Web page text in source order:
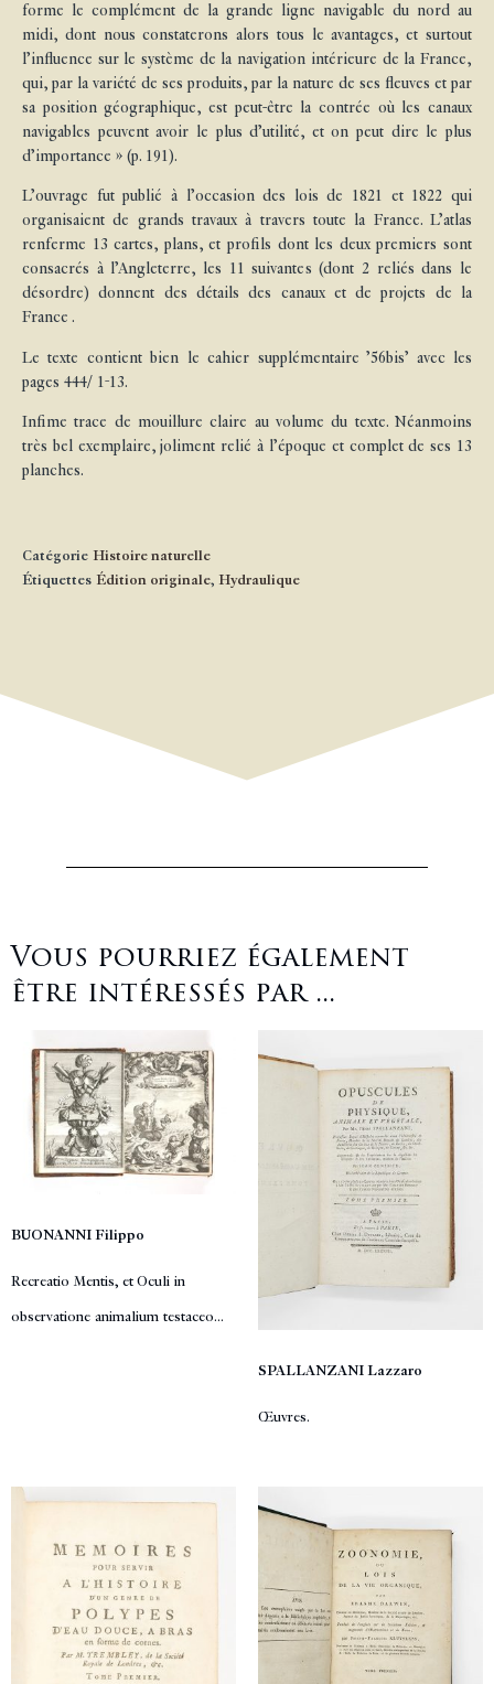
forme le complément de la grande ligne navigable du nord au
midi, dont nous constaterons alors tous le avantages, et surtout
l’influence sur le système de la navigation intérieure de la France,
qui, par la variété de ses produits, par la nature de ses fleuves et par
sa position géographique, est peut-être la contrée où les canaux
navigables peuvent avoir le plus d’utilité, et on peut dire le plus
d’importance » (p. 191).
L’ouvrage fut publié à l’occasion des lois de 1821 et 1822 qui
organisaient de grands travaux à travers toute la France. L’atlas
renferme 13 cartes, plans, et profils dont les deux premiers sont
consacrés à l’Angleterre, les 11 suivantes (dont 2 reliés dans le
désordre) donnent des détails des canaux et de projets de la
France .
Le texte contient bien le cahier supplémentaire ’56bis’ avec les
pages 444/ 1-13.
Infime trace de mouillure claire au volume du texte. Néanmoins
très bel exemplaire, joliment relié à l’époque et complet de ses 13
planches.
Catégorie Histoire naturelle
Étiquettes Édition originale, Hydraulique
Vous pourriez également
être intéressés par ...
BUONANNI Filippo
Recreatio Mentis, et Oculi in
observatione animalium testaceo...
SPALLANZANI Lazzaro
Œuvres.